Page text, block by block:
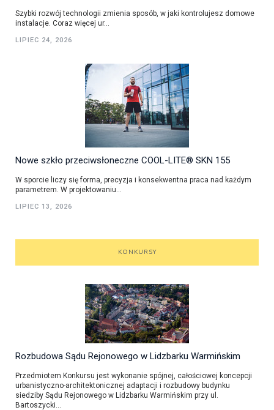
Szybki rozwój technologii zmienia sposób, w jaki kontrolujesz domowe
instalacje. Coraz więcej ur...
LIPIEC 24, 2026
Nowe szkło przeciwsłoneczne COOL-LITE® SKN 155
W sporcie liczy się forma, precyzja i konsekwentna praca nad każdym
parametrem. W projektowaniu...
LIPIEC 13, 2026
KONKURSY
Rozbudowa Sądu Rejonowego w Lidzbarku Warmińskim
Przedmiotem Konkursu jest wykonanie spójnej, całościowej koncepcji
urbanistyczno-architektonicznej adaptacji i rozbudowy budynku
siedziby Sądu Rejonowego w Lidzbarku Warmińskim przy ul.
Bartoszycki...